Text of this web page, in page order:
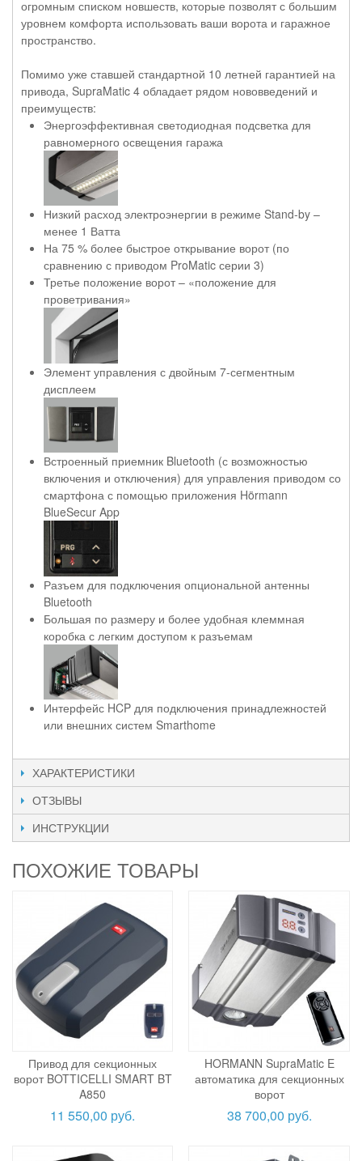
огромным списком новшеств, которые позволят с большим
уровнем комфорта использовать ваши ворота и гаражное
пространство.
Помимо уже ставшей стандартной 10 летней гарантией на
привода, SupraMatic 4 обладает рядом нововведений и
преимуществ:
Энергоэффективная светодиодная подсветка для
равномерного освещения гаража
Низкий расход электроэнергии в режиме Stand-by –
менее 1 Ватта
На 75 % более быстрое открывание ворот (по
сравнению с приводом ProMatic серии 3)
Третье положение ворот – «положение для
проветривания»
Элемент управления с двойным 7-сегментным
дисплеем
Встроенный приемник Bluetooth (с возможностью
включения и отключения) для управления приводом со
смартфона с помощью приложения Hörmann
BlueSecur App
Разъем для подключения опциональной антенны
Bluetooth
Большая по размеру и более удобная клеммная
коробка с легким доступом к разъемам
Интерфейс HCP для подключения принадлежностей
или внешних систем Smarthome
ХАРАКТЕРИСТИКИ
ОТЗЫВЫ
ИНСТРУКЦИИ
ПОХОЖИЕ ТОВАРЫ
Привод для секционных
ворот BOTTICELLI SMART BT
A850
11 550,00 руб.
HORMANN SupraMatic E
автоматика для секционных
ворот
38 700,00 руб.